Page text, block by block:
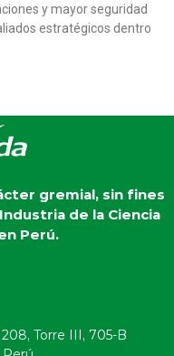
y mayor seguridad
estratégicos dentro
gremial, sin fines
de la Ciencia
Perú.
Torre III, 705-B